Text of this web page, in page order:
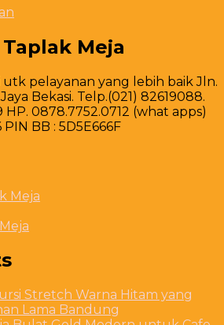
Meja
utk pelayanan yang lebih baik Jln.
Bekasi. Telp.(021) 82619088.
HP. 0878.7752.0712 (what apps)
BB : 5D5E666F
Meja
Stretch Warna Hitam yang
Lama Bandung